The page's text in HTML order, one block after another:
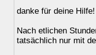
danke für deine Hilfe!
Nach etlichen
tatsächlich nur mit